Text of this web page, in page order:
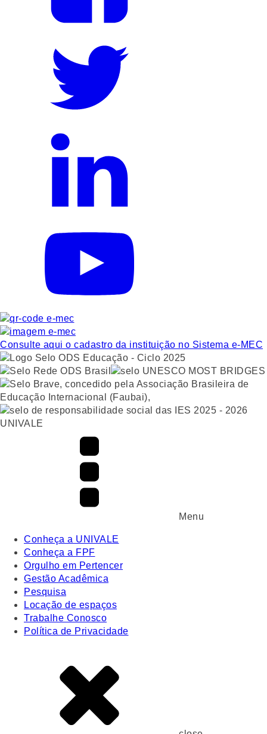
Consulte aqui o cadastro da instituição no Sistema e-MEC
UNIVALE
Menu
Conheça a UNIVALE
Conheça a FPF
Orgulho em Pertencer
Gestão Acadêmica
Pesquisa
Locação de espaços
Trabalhe Conosco
Política de Privacidade